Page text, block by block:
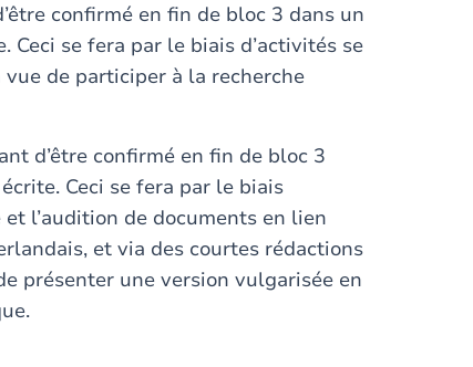
confirmé en fin de bloc 3 dans un
se fera par le biais d’activités se
vue de participer à la recherche
d’être confirmé en fin de bloc 3
Ceci se fera par le biais
l’audition de documents en lien
et via des courtes rédactions
présenter une version vulgarisée en